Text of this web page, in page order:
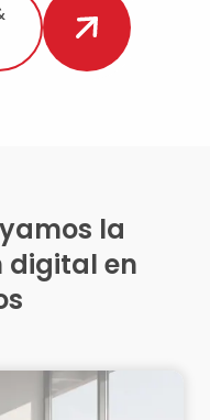
la
digital en